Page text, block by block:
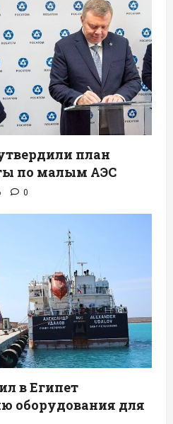
план
по малым АЭС
0
в Египет
оборудования для